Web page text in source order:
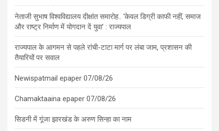
नेताजी सुभाष विश्वविद्यालय दीक्षांत समारोह.. ‘केवल डिग्री काफी नहीं, समाज
और राष्ट्र निर्माण में योगदान दें युवा’ : राज्यपाल
राज्यपाल के आगमन से पहले रांची-टाटा मार्ग पर लंबा जाम, प्रशासन की
तैयारियों पर सवाल
Newispatmail epaper 07/08/26
Chamaktaaina epaper 07/08/26
सिडनी में गूंजा झारखंड के अरुण सिन्हा का नाम